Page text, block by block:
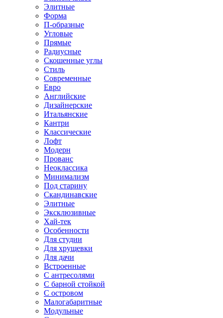
Элитные
Форма
П-образные
Угловые
Прямые
Радиусные
Скошенные углы
Стиль
Современные
Евро
Английские
Дизайнерские
Итальянские
Кантри
Классические
Лофт
Модерн
Прованс
Неоклассика
Минимализм
Под старину
Скандинавские
Элитные
Эксклюзивные
Хай-тек
Особенности
Для студии
Для хрущевки
Для дачи
Встроенные
С антресолями
С барной стойкой
С островом
Малогабаритные
Модульные